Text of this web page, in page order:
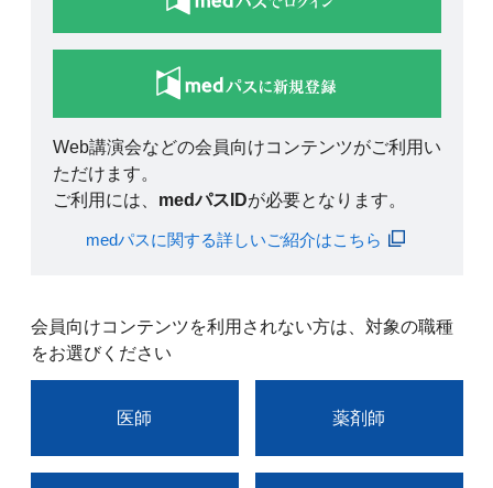
Web講演会などの会員向けコンテンツがご利用い
ただけます。
ご利用には、 medパスIDが必要となります。
medパスに関する詳しいご紹介はこちら
会員向けコンテンツを利用されない方は、対象の職種
をお選びください
医師 薬剤師